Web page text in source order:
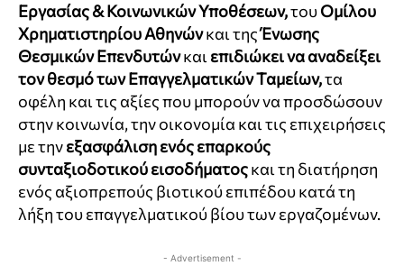
Εργασίας & Κοινωνικών Υποθέσεων,τουΟμίλου
Χρηματιστηρίου Αθηνώνκαι τηςΈνωσης
Θεσμικών Επενδυτώνκαι επιδιώκει να αναδείξει
τον θεσμό των Επαγγελματικών Ταμείων,τα
οφέλη και τις αξίες που μπορούν να προσδώσουν
στην κοινωνία, την οικονομία και τις επιχειρήσεις
με τηνεξασφάλιση ενός επαρκούς
συνταξιοδοτικού εισοδήματοςκαι τη διατήρηση
ενός αξιοπρεπούς βιοτικού επιπέδου κατά τη
λήξη του επαγγελματικού βίου των εργαζομένων.
- Advertisement -